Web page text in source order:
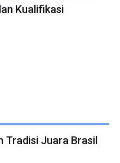
Kualifikasi
Tradisi Juara Brasil